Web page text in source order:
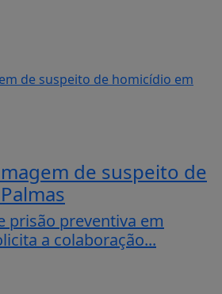
de suspeito de
prisão preventiva em
a colaboração...